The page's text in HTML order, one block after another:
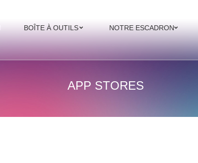
BOÎTE À OUTILS NOTRE ESCADRON
APP STORES